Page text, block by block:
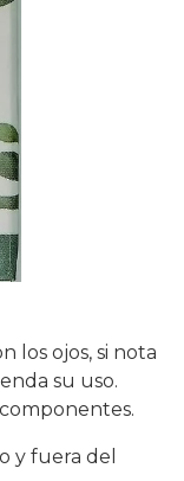
los ojos, si nota
su uso.
y fuera del